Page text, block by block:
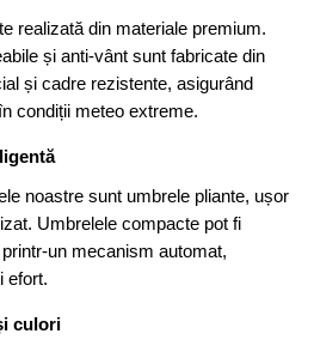
realizată din materiale premium.
și anti-vânt sunt fabricate din
și cadre rezistente, asigurând
condiții meteo extreme.
noastre sunt umbrele pliante, ușor
Umbrelele compacte pot fi
un mecanism automat,
efort.
culori